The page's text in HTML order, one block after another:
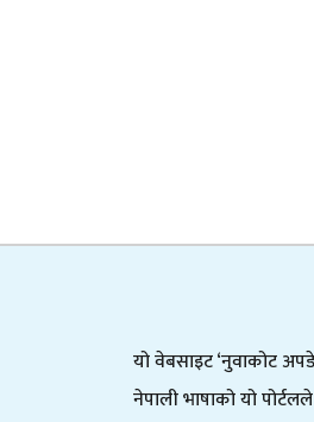
यो वेबसाइट ‘नुवाकोट
नेपाली भाषाको यो